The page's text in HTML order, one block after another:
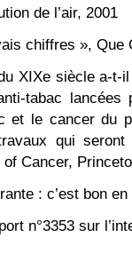
de l’air, 2001
chiffres », Que
XIXe siècle a-t-
tabac
et le cancer du
qui seront
Cancer,
: c’est bon
n°3353 sur